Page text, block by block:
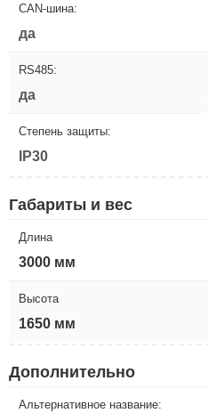
CAN-шина:
да
RS485:
да
Степень защиты:
IP30
Габариты и вес
Длина
3000 мм
Высота
1650 мм
Дополнительно
Альтернативное название: